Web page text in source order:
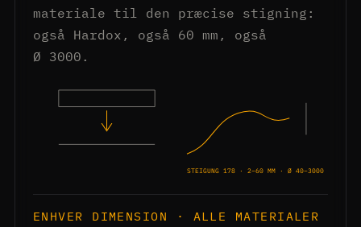
materiale til den præcise stigning:
også Hardox, også 60 mm, også
Ø 3000.
STEIGUNG 178 · 2–60 MM · Ø 40–3000
ENHVER DIMENSION · ALLE MATERIALER